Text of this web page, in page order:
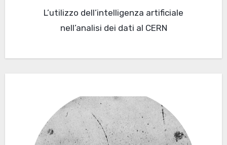
L’utilizzo dell’intelligenza artificiale
nell’analisi dei dati al CERN